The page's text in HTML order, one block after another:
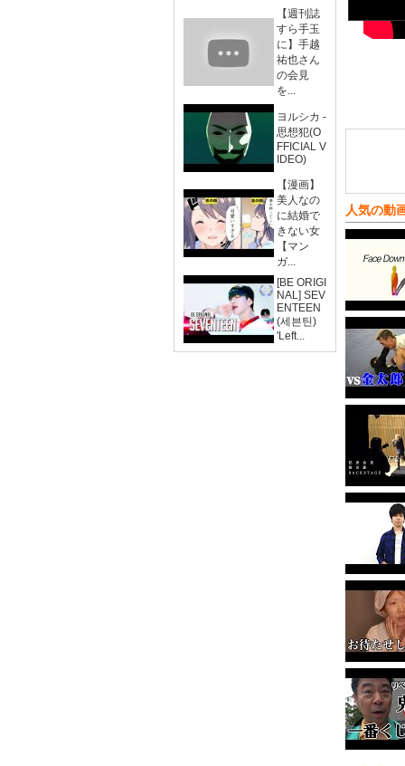
【週刊誌
すら手玉
に】手越
祐也さん
の会見
を...
ヨルシカ -
思想犯(O
FFICIAL V
IDEO)
【漫画】
美人なの
に結婚で
きない女
【マン
ガ...
[BE ORIGI
NAL] SEV
ENTEEN
(세븐틴)
'Left...
人気の動